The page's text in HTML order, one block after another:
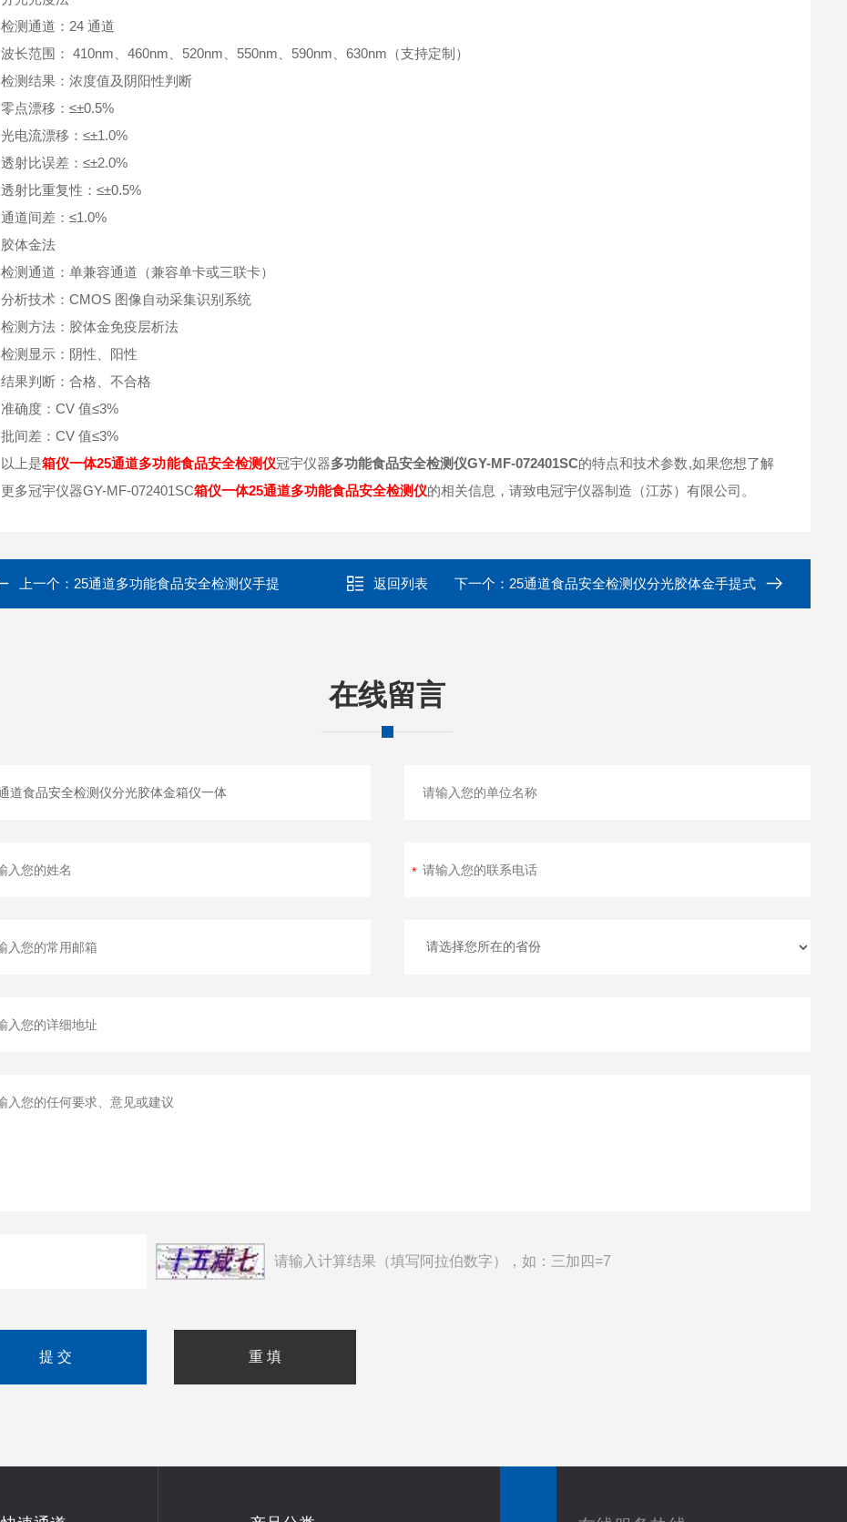
检测通道：24 通道
波长范围： 410nm、460nm、520nm、550nm、590nm、630nm（支持定制）
检测结果：浓度值及阴阳性判断
零点漂移：≤±0.5%
光电流漂移：≤±1.0%
透射比误差：≤±2.0%
透射比重复性：≤±0.5%
通道间差：≤1.0%
胶体金法
检测通道：单兼容通道（兼容单卡或三联卡）
分析技术：CMOS 图像自动采集识别系统
检测方法：胶体金免疫层析法
检测显示：阴性、阳性
结果判断：合格、不合格
准确度：CV 值≤3%
批间差：CV 值≤3%
以上是箱仪一体25通道多功能食品安全检测仪冠宇仪器多功能食品安全检测仪GY-MF-072401SC的特点和技术参数,如果您想了解
更多冠宇仪器GY-MF-072401SC箱仪一体25通道多功能食品安全检测仪的相关信息，请致电冠宇仪器制造（江苏）有限公司。
上一个： 25通道多功能食品安全检测仪手提 返回列表 下一个： 25通道食品安全检测仪分光胶体金手提式
在线留言
请输入计算结果（填写阿拉伯数字），如：三加四=7